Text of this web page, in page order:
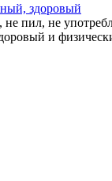
здоровый
не пил, не
и